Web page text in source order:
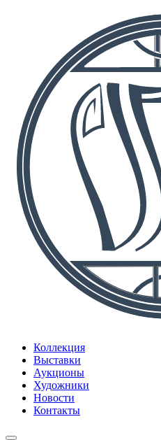
Коллекция
Выставки
Аукционы
Художники
Новости
Контакты